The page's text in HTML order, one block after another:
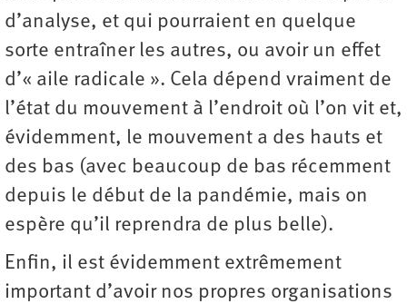
d’analyse, et qui pourraient en quelque
sorte entraîner les autres, ou avoir un effet
d’« aile radicale ». Cela dépend vraiment de
l’état du mouvement à l’endroit où l’on vit et,
évidemment, le mouvement a des hauts et
des bas (avec beaucoup de bas récemment
depuis le début de la pandémie, mais on
espère qu’il reprendra de plus belle).
Enfin, il est évidemment extrêmement
important d’avoir nos propres organisations